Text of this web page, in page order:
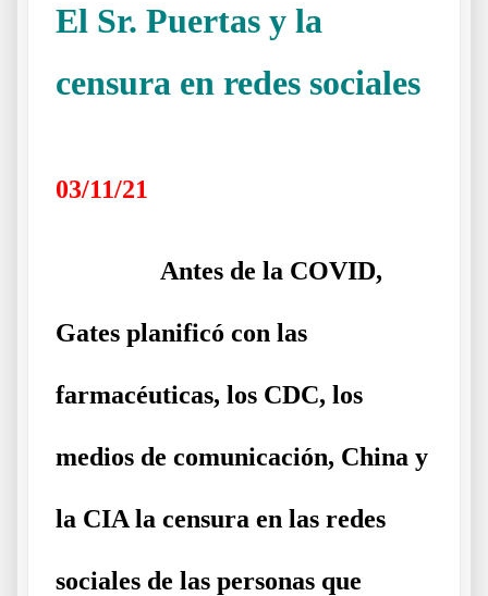
El Sr. Puertas y la
censura en redes sociales
03/11/21
Antes de la COVID,
Gates planificó con las
farmacéuticas, los CDC, los
medios de comunicación, China y
la CIA la censura en las redes
sociales de las personas que